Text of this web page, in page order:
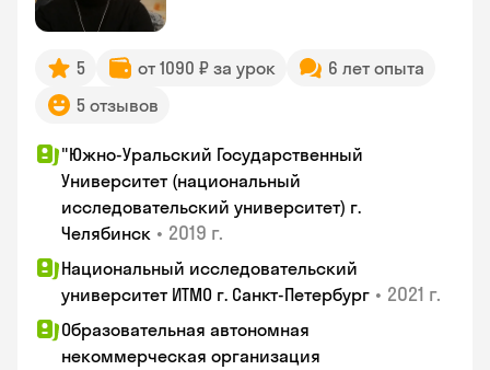
5 от 1090 ₽ за урок
6 лет опыта
5 отзывов
"Южно-Уральский Государственный
Университет (национальный
исследовательский университет) г.
Челябинск • 2019 г.
Национальный исследовательский
университет ИТМО г. Санкт-Петербург • 2021 г.
Образовательная автономная
некоммерческая организация